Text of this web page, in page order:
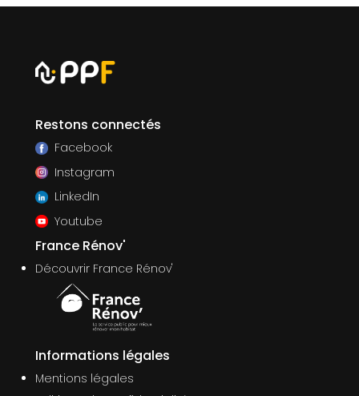
Restons connectés
Facebook
Instagram
LinkedIn
Youtube
France Rénov'
Découvrir France Rénov'
Informations légales
Mentions légales